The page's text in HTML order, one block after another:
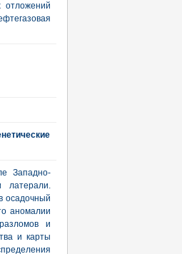
отложений
Западно-
латерали.
осадочный
аномалии
и
и карты